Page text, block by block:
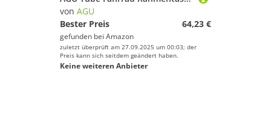
von AGU
Bester Preis
64,23 €
gefunden bei Amazon
zuletzt überprüft am 27.09.2025 um 00:03; der
Preis kann sich seitdem geändert haben.
Keine weiteren Anbieter